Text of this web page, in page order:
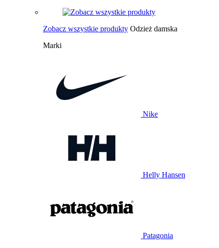
Zobacz wszystkie produkty Odzież damska
Marki
Nike
Helly Hansen
Patagonia